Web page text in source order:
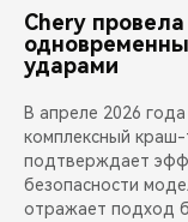
Chery
ударами
В апреле 2026
комплексный
подтверждает
безопасности
отражает подход